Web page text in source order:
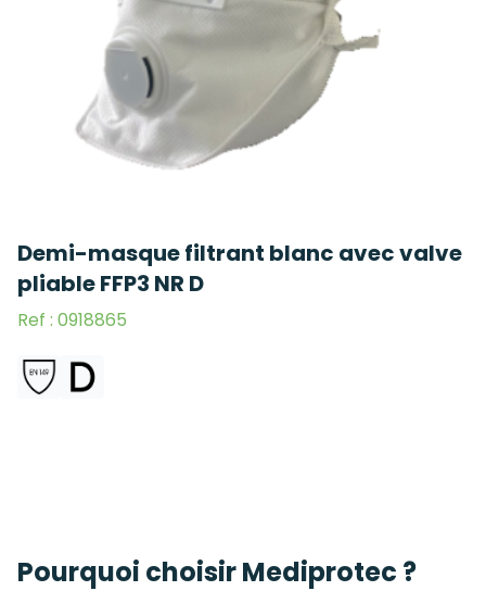
Demi-masque filtrant blanc avec valve
pliable FFP3 NR D
Ref : 0918865
Pourquoi choisir Mediprotec ?